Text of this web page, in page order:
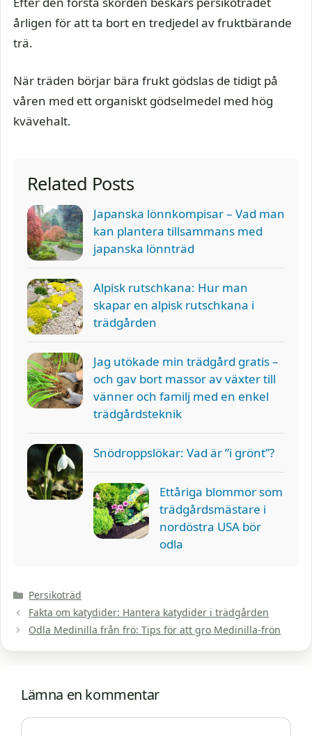
årligen för att ta bort en tredjedel av fruktbärande
trä.
När träden börjar bära frukt gödslas de tidigt på
våren med ett organiskt gödselmedel med hög
kvävehalt.
Related Posts
Japanska lönnkompisar – Vad man
kan plantera tillsammans med
japanska lönnträd
Alpisk rutschkana: Hur man
skapar en alpisk rutschkana i
trädgården
Jag utökade min trädgård gratis –
och gav bort massor av växter till
vänner och familj med en enkel
trädgårdsteknik
Snödroppslökar: Vad är ”i grönt”?
Ettåriga blommor som
trädgårdsmästare i
nordöstra USA bör
odla
Kategorier
Persikoträd
Fakta om katydider: Hantera katydider i trädgården
Odla Medinilla från frö: Tips för att gro Medinilla-frön
Lämna en kommentar
Kommentar